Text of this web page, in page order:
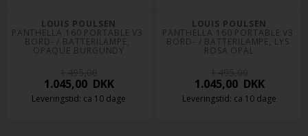
LOUIS POULSEN
PANTHELLA 160 PORTABLE V3
BORD- / BATTERILAMPE,
OPAQUE BURGUNDY
1.045,00DKK
Leveringstid: ca 10 dage
LOUIS POULSEN
PANTHELLA 160 PORTABLE V3
BORD- / BATTERILAMPE, LYS
ROSA OPAL
1.045,00DKK
Leveringstid: ca 10 dage